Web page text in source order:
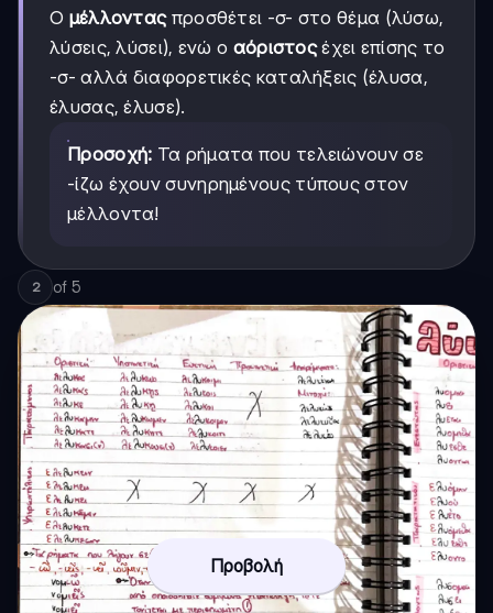
Ο μέλλονταςπροσθέτει -σ- στο θέμα (λύσω,
λύσεις, λύσει), ενώ ο αόριστοςέχει επίσης το
-σ- αλλά διαφορετικές καταλήξεις (έλυσα,
έλυσας, έλυσε).
Προσοχή: Τα ρήματα που τελειώνουν σε
-ίζω έχουν συνηρημένους τύπους στον
μέλλοντα!
2 of 5
Προβολή